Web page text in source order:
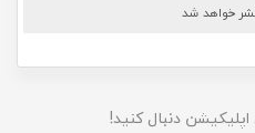
خواهد شد
دنبال کنید!